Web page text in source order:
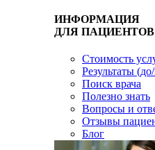
ИНФОРМАЦИЯ
ДЛЯ ПАЦИЕНТОВ
Стоимость
Результаты
Поиск врача
Полезно знать
Вопросы и
Отзывы
Блог